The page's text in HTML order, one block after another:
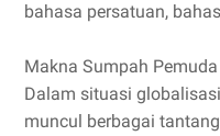
bahasa persatuan,
Makna Sumpah
Dalam situasi
muncul berbagai